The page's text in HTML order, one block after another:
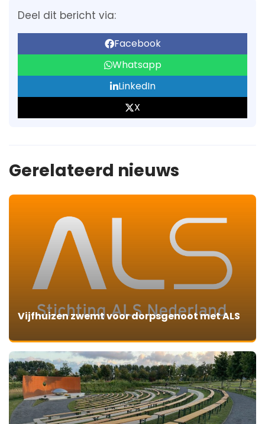
Deel dit bericht via:
Facebook
Whatsapp
LinkedIn
X
Gerelateerd nieuws
Vijfhuizen zwemt voor dorpsgenoot met ALS